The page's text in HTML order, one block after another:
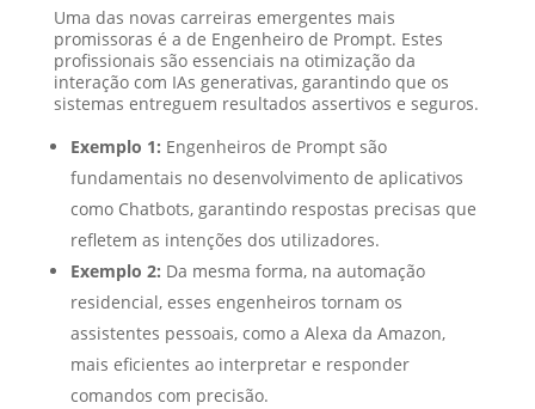
Uma das novas carreiras emergentes mais
promissoras é a de Engenheiro de Prompt. Estes
profissionais são essenciais na otimização da
interação com IAs generativas, garantindo que os
sistemas entreguem resultados assertivos e seguros.
Exemplo 1: Engenheiros de Prompt são
fundamentais no desenvolvimento de aplicativos
como Chatbots, garantindo respostas precisas que
refletem as intenções dos utilizadores.
Exemplo 2: Da mesma forma, na automação
residencial, esses engenheiros tornam os
assistentes pessoais, como a Alexa da Amazon,
mais eficientes ao interpretar e responder
comandos com precisão.